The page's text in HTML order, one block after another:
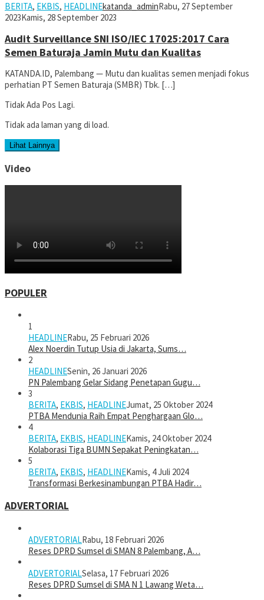
BERITA, EKBIS, HEADLINEkatanda_adminRabu, 27 September
2023Kamis, 28 September 2023
Audit Surveillance SNI ISO/IEC 17025:2017 Cara
Semen Baturaja Jamin Mutu dan Kualitas
KATANDA.ID, Palembang — Mutu dan kualitas semen menjadi fokus
perhatian PT Semen Baturaja (SMBR) Tbk. […]
Tidak Ada Pos Lagi.
Tidak ada laman yang di load.
Lihat Lainnya
Video
POPULER
1
HEADLINERabu, 25 Februari 2026
Alex Noerdin Tutup Usia di Jakarta, Sums…
2
HEADLINESenin, 26 Januari 2026
PN Palembang Gelar Sidang Penetapan Gugu…
3
BERITA, EKBIS, HEADLINEJumat, 25 Oktober 2024
PTBA Mendunia Raih Empat Penghargaan Glo…
4
BERITA, EKBIS, HEADLINEKamis, 24 Oktober 2024
Kolaborasi Tiga BUMN Sepakat Peningkatan…
5
BERITA, EKBIS, HEADLINEKamis, 4 Juli 2024
Transformasi Berkesinambungan PTBA Hadir…
ADVERTORIAL
ADVERTORIALRabu, 18 Februari 2026
Reses DPRD Sumsel di SMAN 8 Palembang, A…
ADVERTORIALSelasa, 17 Februari 2026
Reses DPRD Sumsel di SMA N 1 Lawang Weta…